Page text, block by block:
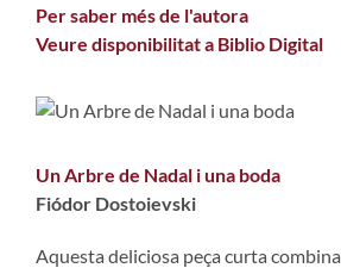
Per saber més de l'autora
Veure disponibilitat a Biblio Digital
Un Arbre de Nadal i una boda
Fiódor Dostoievski
Aquesta deliciosa peça curta combina